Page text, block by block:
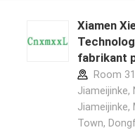
Xiamen
Technology
fabrikant
Room
Jiameijinke,
Jiameijinke,
Town,